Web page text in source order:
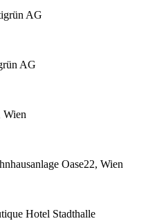
AG
AG
Wien
Oase22, Wien
Hotel Stadthalle